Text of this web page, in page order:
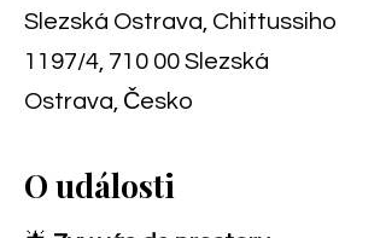
Slezská Ostrava, Chittussiho
1197/4, 710 00 Slezská
Ostrava, Česko
O události